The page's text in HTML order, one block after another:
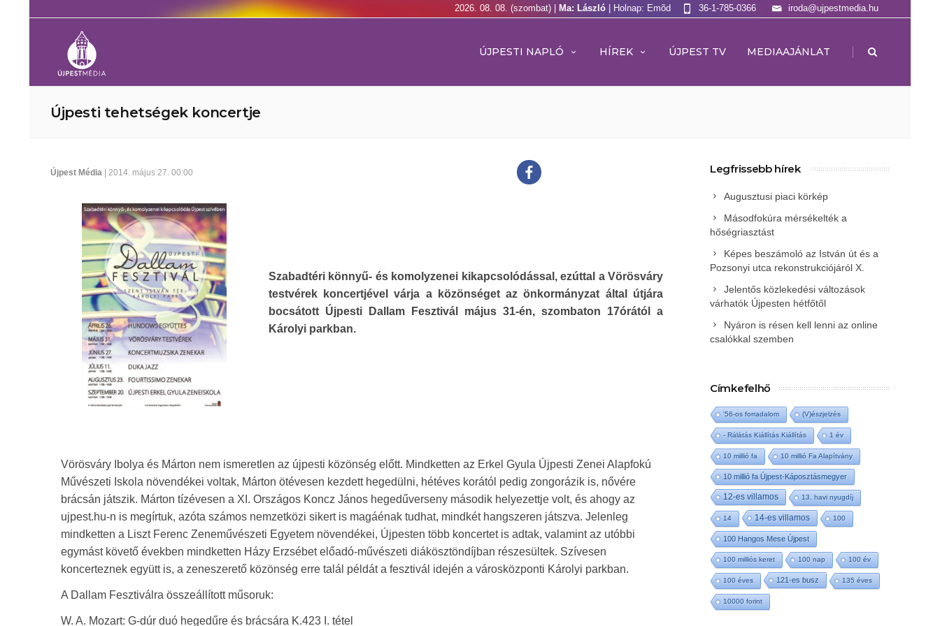
2026. 08. 08. (szombat) | Ma: László | Holnap: Emõd iroda@ujpestmedia.hu
36-1-785-0366
ÚJPESTI NAPLÓ HÍREK ÚJPEST TV MEDIAAJÁNLAT |
Újpesti tehetségek koncertje
Újpest Média | 2014. május 27. 00:00
Szabadtéri könnyű- és komolyzenei kikapcsolódással, ezúttal a Vörösváry
testvérek koncertjével várja a közönséget az önkormányzat által útjára
bocsátott Újpesti Dallam Fesztivál május 31-én, szombaton 17órától a
Károlyi parkban.
Vörösváry Ibolya és Márton nem ismeretlen az újpesti közönség előtt. Mindketten az Erkel Gyula Újpesti Zenei Alapfokú
Művészeti Iskola növendékei voltak, Márton ötévesen kezdett hegedülni, hétéves korától pedig zongorázik is, nővére
brácsán játszik. Márton tízévesen a XI. Országos Koncz János hegedűverseny második helyezettje volt, és ahogy az
ujpest.hu-n is megírtuk, azóta számos nemzetközi sikert is magáénak tudhat, mindkét hangszeren játszva. Jelenleg
mindketten a Liszt Ferenc Zeneművészeti Egyetem növendékei, Újpesten több koncertet is adtak, valamint az utóbbi
egymást követő években mindketten Házy Erzsébet előadó-művészeti diákösztöndíjban részesültek. Szívesen
koncerteznek együtt is, a zeneszerető közönség erre talál példát a fesztivál idején a városközponti Károlyi parkban.
A Dallam Fesztiválra összeállított műsoruk:
W. A. Mozart: G-dúr duó hegedűre és brácsára K.423 I. tétel
Legfrissebb hírek
Augusztusi piaci körkép
Másodfokúra mérsékelték a
hőségriasztást
Képes beszámoló az István út és a
Pozsonyi utca rekonstrukciójáról X.
Jelentős közlekedési változások
várhatók Újpesten hétfőtől
Nyáron is résen kell lenni az online
csalókkal szemben
Címkefelhő
'56-os forradalom (V)észjelzés
- Rálátás Kiállítás Kiállítás 1 év
10 millió fa 10 millió Fa Alapítvány
10 millió fa Újpest-Káposztásmegyer
12-es villamos 13. havi nyugdíj
14 14-es villamos 100
100 Hangos Mese Újpest
100 milliós keret 100 nap 100 év
100 éves 121-es busz 135 éves
10000 forint